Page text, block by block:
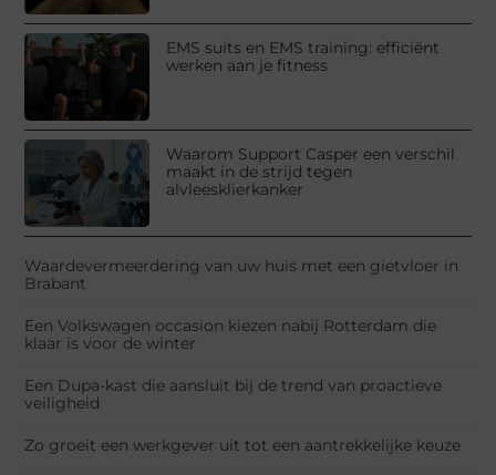
EMS suits en EMS training: efficiënt
werken aan je fitness
Waarom Support Casper een verschil
maakt in de strijd tegen
alvleesklierkanker
Waardevermeerdering van uw huis met een gietvloer in
Brabant
Een Volkswagen occasion kiezen nabij Rotterdam die
klaar is voor de winter
Een Dupa-kast die aansluit bij de trend van proactieve
veiligheid
Zo groeit een werkgever uit tot een aantrekkelijke keuze